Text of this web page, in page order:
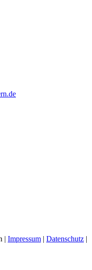
| Impressum | Datenschutz |